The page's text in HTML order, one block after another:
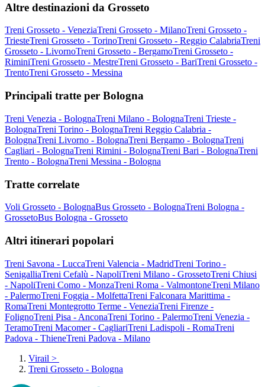
Altre destinazioni da Grosseto
Treni Grosseto - VeneziaTreni Grosseto - MilanoTreni Grosseto -
TriesteTreni Grosseto - TorinoTreni Grosseto - Reggio CalabriaTreni
Grosseto - LivornoTreni Grosseto - BergamoTreni Grosseto -
RiminiTreni Grosseto - MestreTreni Grosseto - BariTreni Grosseto -
TrentoTreni Grosseto - Messina
Principali tratte per Bologna
Treni Venezia - BolognaTreni Milano - BolognaTreni Trieste -
BolognaTreni Torino - BolognaTreni Reggio Calabria -
BolognaTreni Livorno - BolognaTreni Bergamo - BolognaTreni
Cagliari - BolognaTreni Rimini - BolognaTreni Bari - BolognaTreni
Trento - BolognaTreni Messina - Bologna
Tratte correlate
Voli Grosseto - BolognaBus Grosseto - BolognaTreni Bologna -
GrossetoBus Bologna - Grosseto
Altri itinerari popolari
Treni Savona - LuccaTreni Valencia - MadridTreni Torino -
SenigalliaTreni Cefalù - NapoliTreni Milano - GrossetoTreni Chiusi
- NapoliTreni Como - MonzaTreni Roma - ValmontoneTreni Milano
- PalermoTreni Foggia - MolfettaTreni Falconara Marittima -
RomaTreni Montegrotto Terme - VeneziaTreni Firenze -
FolignoTreni Pisa - AnconaTreni Torino - PalermoTreni Venezia -
TeramoTreni Macomer - CagliariTreni Ladispoli - RomaTreni
Padova - ThieneTreni Padova - Milano
Virail >
Treni Grosseto - Bologna